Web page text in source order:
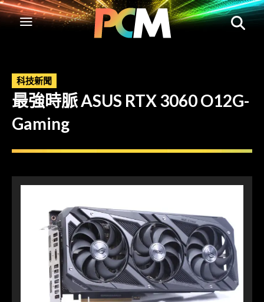
科技新聞
最強時脈 ASUS RTX 3060 O12G-
Gaming